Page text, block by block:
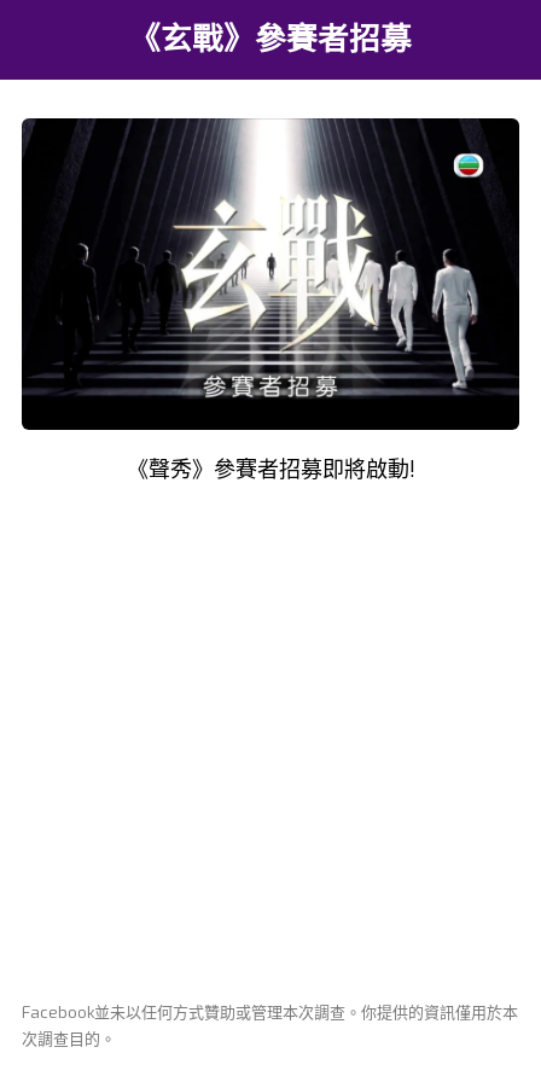
《玄戰》參賽者招募
《聲秀》參賽者招募即將啟動!
Facebook並未以任何方式贊助或管理本次調查。你提供的資訊僅用於本
次調查目的。